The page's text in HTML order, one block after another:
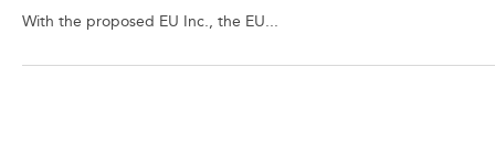
With the proposed EU Inc., the EU...